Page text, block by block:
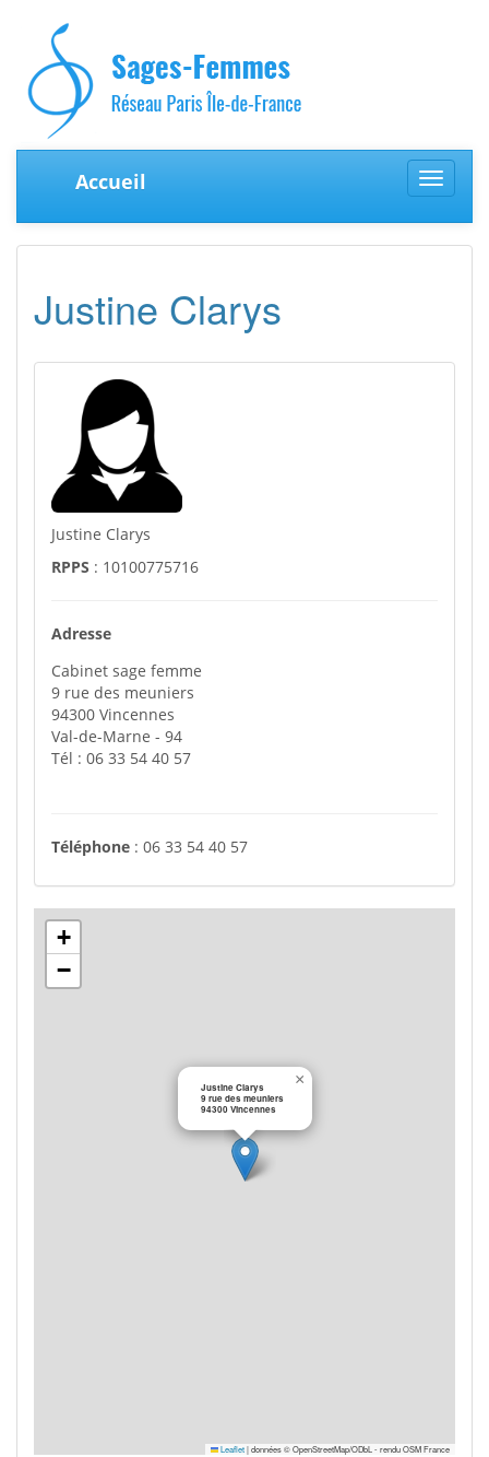
Toggle
Accueil
Justine Clarys
Justine Clarys
RPPS : 10100775716
Adresse
Cabinet sage femme
9 rue des meuniers
94300 Vincennes
Val-de-Marne - 94
Tél : 06 33 54 40 57
Téléphone : 06 33 54 40 57
Justine Clarys
9 rue des meuniers
94300 Vincennes
×
+
−
Leaflet|données © OpenStreetMap/ODbL - rendu OSM France